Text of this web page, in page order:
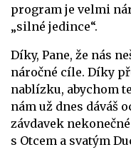
program je velmi
„silné jedince“.
Díky, Pane, že nás
náročné cíle. Díky
nablízku, abychom
nám už dnes dáváš
závdavek
s Otcem a svatým